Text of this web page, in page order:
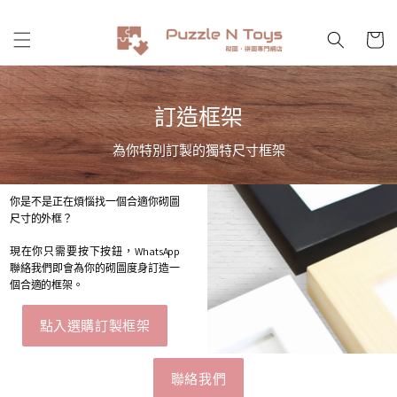
物
訂造框架
為你特別訂製的獨特尺寸框架
你是不是正在煩惱找一個合適你砌圖
尺寸的外框？
現在你只需要按下按鈕，WhatsApp
聯絡我們即會為你的砌圖度身訂造一
個合適的框架。
點入選購訂製框架
聯絡我們